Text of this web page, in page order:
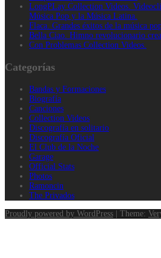
LongPLay Collection Videos.
Música Pop y la Música Latina.
Flaca. Grandes éxitos de la música
Bella Ciao. Himno revolucionario
Con Problemas Collection Videos.
Categorías
Bandas y Formaciones
Biografía
Canciones
Collection Videos
Discografía en solitario
Discografía Oficial
El Club de la Noche
Garage
Official Stats
Photos
Ramoncin
The Privados
Proudly powered by WordPress | Theme: